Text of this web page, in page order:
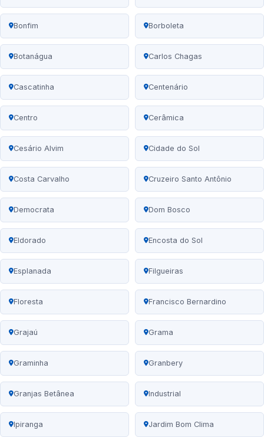
Bonfim Borboleta
Botanágua Carlos Chagas
Cascatinha Centenário
Centro Cerâmica
Cesário Alvim Cidade do Sol
Costa Carvalho Cruzeiro Santo Antônio
Democrata Dom Bosco
Eldorado Encosta do Sol
Esplanada Filgueiras
Floresta Francisco Bernardino
Grajaú Grama
Graminha Granbery
Granjas Betânea Industrial
Ipiranga Jardim Bom Clima